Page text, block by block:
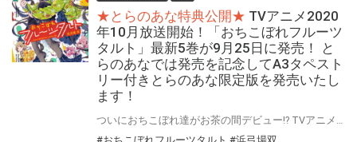
★とらのあな特典公開★ TVアニメ2020
年10月放送開始！「おちこぼれフルーツ
タルト」最新5巻が9月25日に発売！ と
らのあなでは発売を記念してA3タペスト
リー付きとらのあな限定版を発売いたし
ます！